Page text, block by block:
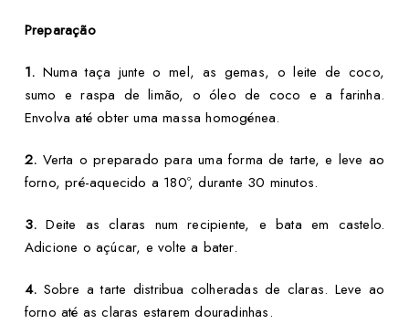
Preparação
1. Numa taça junte o mel, as gemas, o leite de coco,
sumo e raspa de limão, o óleo de coco e a farinha.
Envolva até obter uma massa homogénea.
2. Verta o preparado para uma forma de tarte, e leve ao
forno, pré-aquecido a 180º, durante 30 minutos.
3. Deite as claras num recipiente, e bata em castelo.
Adicione o açúcar, e volte a bater.
4. Sobre a tarte distribua colheradas de claras. Leve ao
forno até as claras estarem douradinhas.